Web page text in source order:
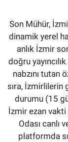
Son Mühür,
dinamik yerel
anlık İzmir
doğru
nabzını tutan
sıra, İzmirlilerin
durumu (15
İzmir ezan vakti
Odası canlı
platformda